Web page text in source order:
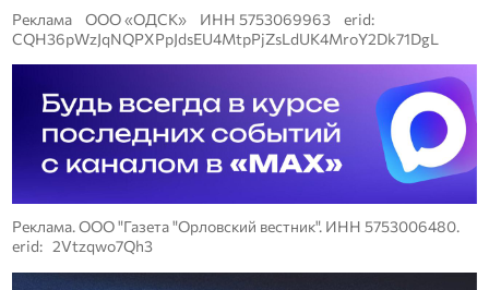
Реклама ООО «ОДСК» ИНН 5753069963 erid:
CQH36pWzJqNQPXPpJdsEU4MtpPjZsLdUK4MroY2Dk71DgL
Реклама. ООО "Газета "Орловский вестник". ИНН 5753006480.
erid: 2Vtzqwo7Qh3